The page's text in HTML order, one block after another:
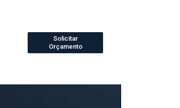
Solicitar
Orçamento